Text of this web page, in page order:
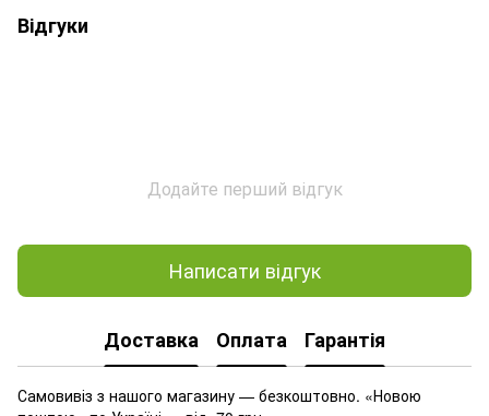
Відгуки
Додайте перший відгук
Написати відгук
Доставка Оплата Гарантія
Самовивіз з нашого магазину — безкоштовно. «Новою